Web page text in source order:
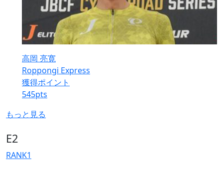
高岡 亮寛
Roppongi Express
獲得ポイント
545pts
もっと見る
E2
RANK1